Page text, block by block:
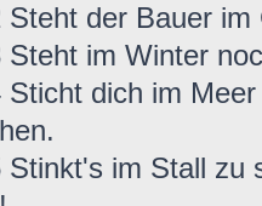
Steht der Bauer
Steht im Winter
Sticht dich im
Stinkt's im Stall zu